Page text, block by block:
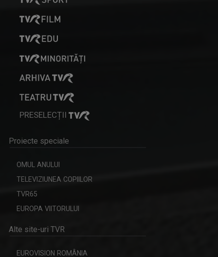
LOREDANA CORCHIȘ
Despre “L.egal 100%”, Loredana spune că este ...
Lector universitar doctor la Facultatea de ...
PRESELECȚII
Proiecte speciale
OMUL ANULUI
TELEVIZIUNEA COPIILOR
TVR65
EUROPA VIITORULUI
Alte site-uri TVR
EUROVISION ROMÂNIA